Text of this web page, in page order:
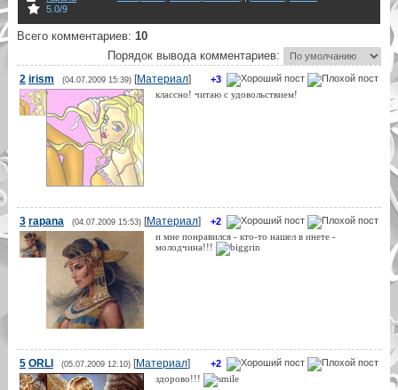
5.0/9
Всего комментариев: 10
Порядок вывода комментариев:
+3
2 irism (04.07.2009 15:39)[Материал]
классно! читаю с удовольствием!
+2
3 rapana (04.07.2009 15:53)[Материал]
и мне понравился - кто-то нашел в инете -
молодчина!!!
+2
5 ORLI (05.07.2009 12:10)[Материал]
здорово!!!